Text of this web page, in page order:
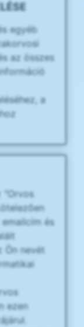
egyéb
az összes
a
"Orvos
és
Ön nevét
ezen